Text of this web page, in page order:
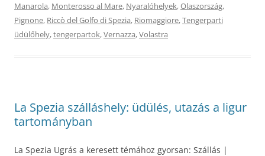
Manarola, Monterosso al Mare, Nyaralóhelyek,Olaszország,
Pignone, Riccò del Golfo di Spezia, Riomaggiore,Tengerparti
üdülőhely,tengerpartok,Vernazza,Volastra
La Spezia szálláshely: üdülés, utazás a ligur
tartományban
La Spezia Ugrás a keresett témához gyorsan: Szállás |